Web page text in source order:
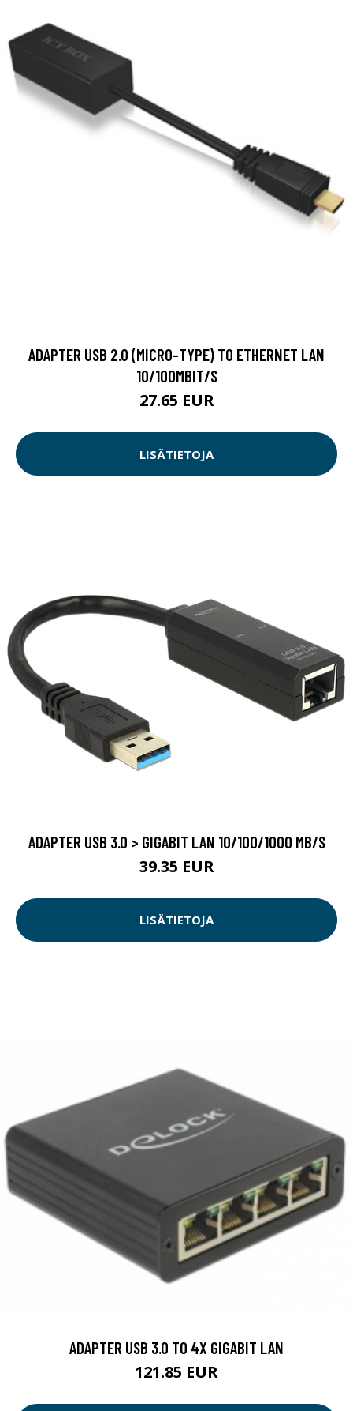
ADAPTER USB 2.0 (MICRO-TYPE) TO ETHERNET LAN
10/100MBIT/S
27.65 EUR
LISÄTIETOJA
ADAPTER USB 3.0 > GIGABIT LAN 10/100/1000 MB/S
39.35 EUR
LISÄTIETOJA
ADAPTER USB 3.0 TO 4X GIGABIT LAN
121.85 EUR